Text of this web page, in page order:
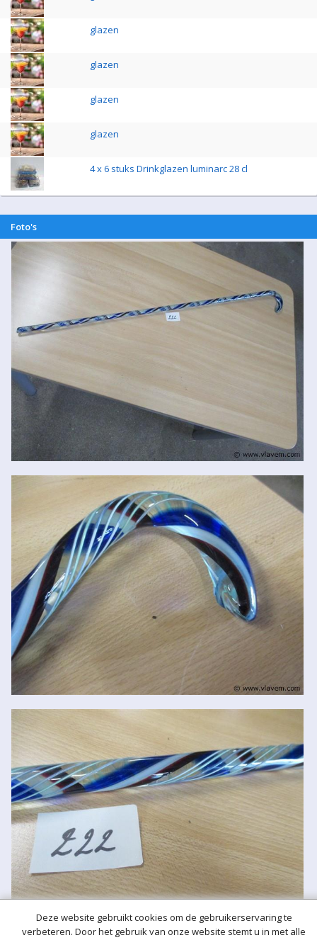
glazen
glazen
glazen
glazen
4 x 6 stuks Drinkglazen luminarc 28 cl
Foto's
Deze website gebruikt cookies om de gebruikerservaring te
verbeteren. Door het gebruik van onze website stemt u in met alle